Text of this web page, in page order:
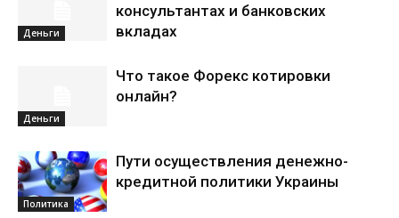
Деньги
консультантах и банковских
вкладах
Деньги
Что такое Форекс котировки
онлайн?
Политика
Пути осуществления денежно-
кредитной политики Украины